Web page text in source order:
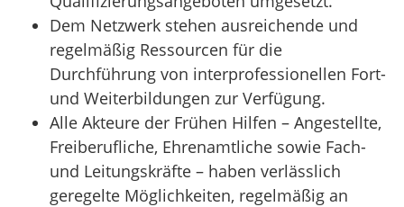
Dem Netzwerk stehen ausreichende und
regelmäßig Ressourcen für die
Durchführung von interprofessionellen Fort-
und Weiterbildungen zur Verfügung.
Alle Akteure der Frühen Hilfen – Angestellte,
Freiberufliche, Ehrenamtliche sowie Fach-
und Leitungskräfte – haben verlässlich
geregelte Möglichkeiten, regelmäßig an